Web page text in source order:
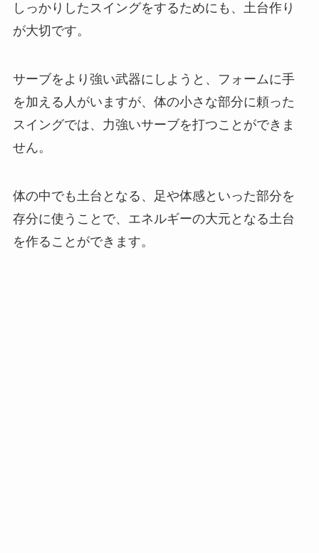
しっかりしたスイングをするためにも、土台作り
が大切です。
サーブをより強い武器にしようと、フォームに手
を加える人がいますが、体の小さな部分に頼った
スイングでは、力強いサーブを打つことができま
せん。
体の中でも土台となる、足や体感といった部分を
存分に使うことで、エネルギーの大元となる土台
を作ることができます。